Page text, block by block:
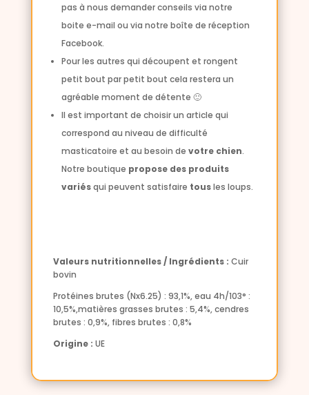
pas à nous demander conseils via notre
boite e-mail ou via notre boîte de réception
Facebook.
Pour les autres qui découpent et rongent
petit bout par petit bout cela restera un
agréable moment de détente 🙂
Il est important de choisir un article qui
correspond au niveau de difficulté
masticatoire et au besoin de votre chien.
Notre boutique propose des produits
variésqui peuvent satisfaire tousles loups.
Valeurs nutritionnelles / Ingrédients : Cuir
bovin
Protéines brutes (Nx6.25) : 93,1%, eau 4h/103° :
10,5%,matières grasses brutes : 5,4%, cendres
brutes : 0,9%, fibres brutes : 0,8%
Origine : UE